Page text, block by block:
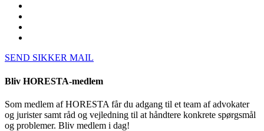
SEND SIKKER MAIL
Bliv HORESTA-medlem
Som medlem af HORESTA får du adgang til et team af advokater
og jurister samt råd og vejledning til at håndtere konkrete spørgsmål
og problemer. Bliv medlem i dag!